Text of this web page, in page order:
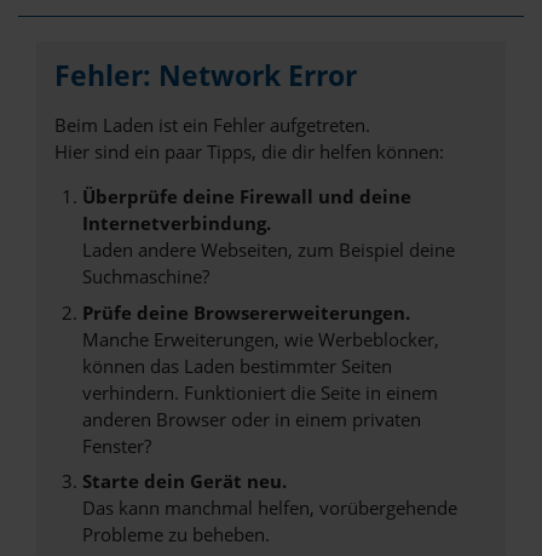
Fehler: Network Error
Beim Laden ist ein Fehler aufgetreten.
Hier sind ein paar Tipps, die dir helfen können:
Überprüfe deine Firewall und deine
Internetverbindung.
Laden andere Webseiten, zum Beispiel deine
Suchmaschine?
Prüfe deine Browsererweiterungen.
Manche Erweiterungen, wie Werbeblocker,
können das Laden bestimmter Seiten
verhindern. Funktioniert die Seite in einem
anderen Browser oder in einem privaten
Fenster?
Starte dein Gerät neu.
Das kann manchmal helfen, vorübergehende
Probleme zu beheben.